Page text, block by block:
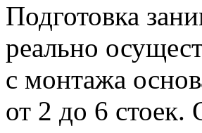
Подготовка
реально
с монтажа
от 2 до 6